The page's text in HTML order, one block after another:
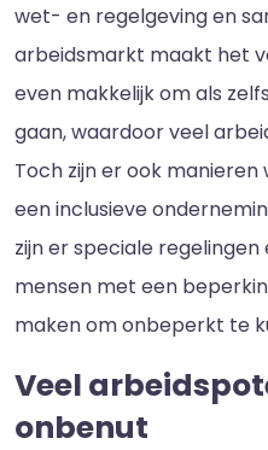
wet- en regelgeving en
arbeidsmarkt maakt het
even makkelijk om als
gaan, waardoor veel
Toch zijn er ook
een inclusieve
zijn er speciale
mensen met een
maken om onbeperkt te
Veel
onbenut